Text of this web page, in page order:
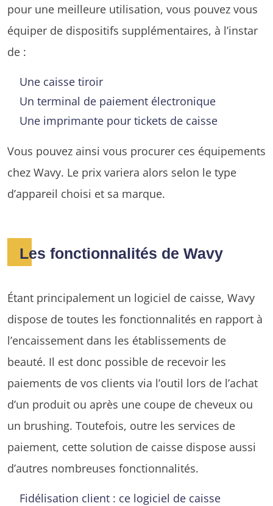
pour une meilleure utilisation, vous pouvez vous
équiper de dispositifs supplémentaires, à l’instar
de :
Une caisse tiroir
Un terminal de paiement électronique
Une imprimante pour tickets de caisse
Vous pouvez ainsi vous procurer ces équipements
chez Wavy. Le prix variera alors selon le type
d’appareil choisi et sa marque.
Les fonctionnalités de Wavy
Étant principalement un logiciel de caisse, Wavy
dispose de toutes les fonctionnalités en rapport à
l’encaissement dans les établissements de
beauté. Il est donc possible de recevoir les
paiements de vos clients via l’outil lors de l’achat
d’un produit ou après une coupe de cheveux ou
un brushing. Toutefois, outre les services de
paiement, cette solution de caisse dispose aussi
d’autres nombreuses fonctionnalités.
Fidélisation client : ce logiciel de caisse